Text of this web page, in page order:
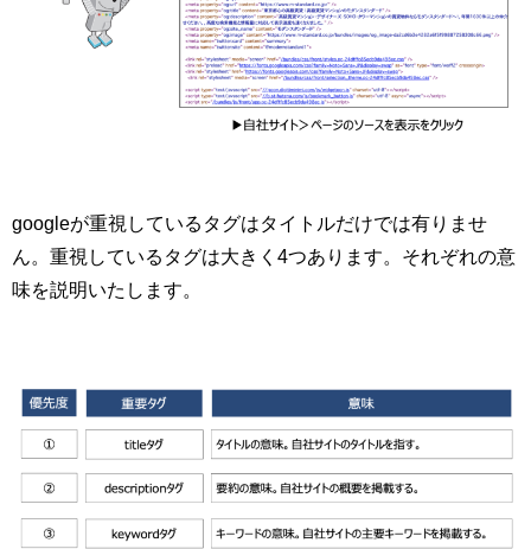
googleが重視しているタグはタイトルだけでは有りませ
ん。重視しているタグは大きく4つあります。それぞれの意
味を説明いたします。